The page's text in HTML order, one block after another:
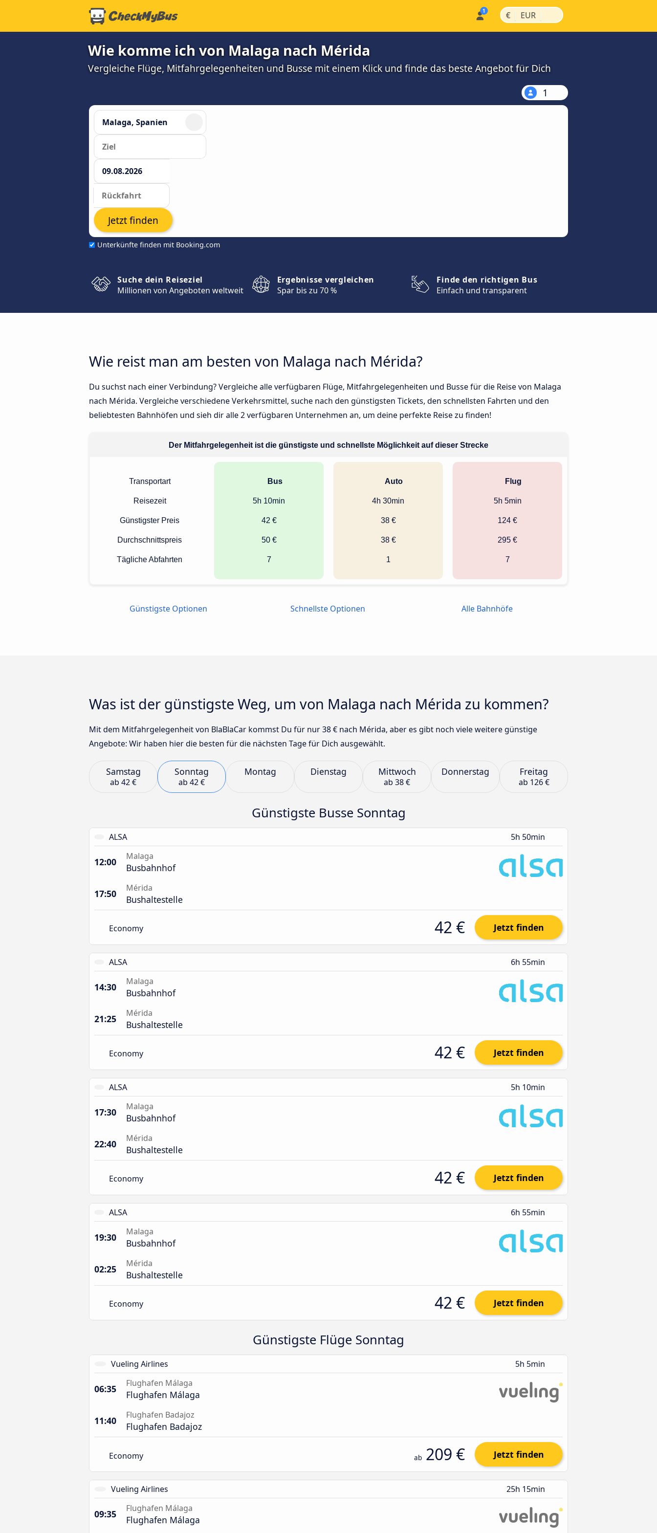
€ | EUR |
Wie komme ich von Malaga nach Mérida
Vergleiche Flüge, Mitfahrgelegenheiten und Busse mit einem Klick und finde das beste Angebot für Dich
1
Unterkünfte finden mit Booking.com
Jetzt finden
Suche dein Reiseziel
Millionen von Angeboten weltweit
Ergebnisse vergleichen
Spar bis zu 70 %
Finde den richtigen Bus
Einfach und transparent
Wie reist man am besten von Malaga nach Mérida?
Du suchst nach einer Verbindung? Vergleiche alle verfügbaren Flüge, Mitfahrgelegenheiten und Busse für die Reise von Malaga
nach Mérida. Vergleiche verschiedene Verkehrsmittel, suche nach den günstigsten Tickets, den schnellsten Fahrten und den
beliebtesten Bahnhöfen und sieh dir alle 2 verfügbaren Unternehmen an, um deine perfekte Reise zu finden!
Der Mitfahrgelegenheit ist die günstigste und schnellste Möglichkeit auf dieser Strecke
Transportart
Reisezeit
Günstigster Preis
Durchschnittspreis
Tägliche Abfahrten
Bus
5h 10min
42 €
50 €
7
Auto
4h 30min
38 €
38 €
1
Flug
5h 5min
124 €
295 €
7
Günstigste Optionen Schnellste Optionen Alle Bahnhöfe
Was ist der günstigste Weg, um von Malaga nach Mérida zu kommen?
Mit dem Mitfahrgelegenheit von BlaBlaCar kommst Du für nur 38 € nach Mérida, aber es gibt noch viele weitere günstige
Angebote: Wir haben hier die besten für die nächsten Tage für Dich ausgewählt.
Samstag
ab 42 €
Sonntag
ab 42 €
Montag Dienstag Mittwoch
ab 38 €
Donnerstag Freitag
ab 126 €
Günstigste Busse Sonntag
ALSA 5h 50min
12:00 Malaga
Busbahnhof
17:50 Mérida
Bushaltestelle
Economy 42 € Jetzt finden
ALSA 6h 55min
14:30 Malaga
Busbahnhof
21:25 Mérida
Bushaltestelle
Economy 42 € Jetzt finden
ALSA 5h 10min
17:30 Malaga
Busbahnhof
22:40 Mérida
Bushaltestelle
Economy 42 € Jetzt finden
ALSA 6h 55min
19:30 Malaga
Busbahnhof
02:25 Mérida
Bushaltestelle
Economy 42 € Jetzt finden
Günstigste Flüge Sonntag
Vueling Airlines 5h 5min
06:35 Flughafen Málaga
Flughafen Málaga
11:40 Flughafen Badajoz
Flughafen Badajoz
Economy ab 209 € Jetzt finden
Vueling Airlines 25h 15min
09:35 Flughafen Málaga
Flughafen Málaga